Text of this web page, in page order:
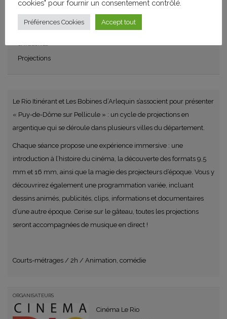
Projections
Le Rio Itinérant et Les Bobines d’Arlequin s’associent pour présenter
« Puy-de-Dôme sur Pellicule » : un cycle de projections en
argentique qui se déroule dans plusieurs villes du département.
Chaque séance propose une expérience immersive : une
introduction à l’histoire du cinéma, la découverte des formats 9,5
mm et 16 mm, ainsi que la magie des projecteurs d’époque. Vous y
découvrirez également une programmation variée, incluant
dessins animés, publicités, clips, informations et documentaires
d’une autre époque. Cerise sur le gâteau, toutes les projections
seront accompagnées de musique en direct !
Courts-métrages / 2h / Animation, comédie
ORGANISATEURS
Cinéma Le Rio
cookies" pour fournir un consentement contrôlé.
Préférences Cookies Accept tout